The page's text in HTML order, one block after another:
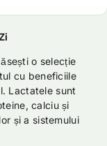
o selecție
cu beneficiile
Lactatele sunt
calciu și
și a sistemului